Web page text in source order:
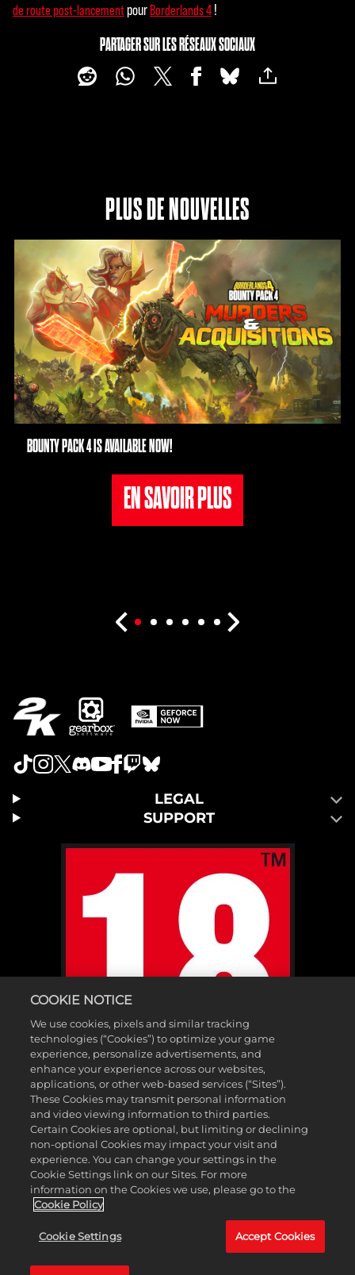
de route post-lancement pourBorderlands 4 !
PARTAGER SUR LES RÉSEAUX SOCIAUX
PLUS DE NOUVELLES
BOUNTY PACK 4 IS AVAILABLE NOW!
EN SAVOIR PLUS
LEGAL
SUPPORT
©2025 Gearbox Software. Publié par 2K Games. Développé par
Gearbox. Gearbox, Borderlands et leurs logos respectifs sont des
marques commerciales Gearbox Software, LLC. 2K et le logo 2K sont
des marques commerciales de Take-Two Interactive Software, Inc.
Toutes les autres marques sont la propriété de leurs détenteurs
respectifs. Tous droits réservés.
COOKIE NOTICE
We use cookies, pixels and similar tracking
technologies (“Cookies”) to optimize your game
experience, personalize advertisements, and
enhance your experience across our websites,
applications, or other web-based services (“Sites”).
These Cookies may transmit personal information
and video viewing information to third parties.
Certain Cookies are optional, but limiting or declining
non-optional Cookies may impact your visit and
experience. You can change your settings in the
Cookie Settings link on our Sites. For more
information on the Cookies we use, please go to the
Cookie Policy
Cookie Settings Accept Cookies